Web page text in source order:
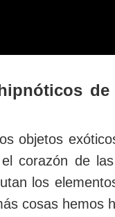
objetos
corazón de
los
cosas hemos